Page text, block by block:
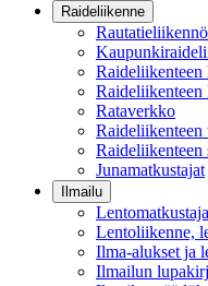
Raideliikenne
Raideliikenteen
Raideliikenteen
Rataverkko
Raideliikenteen
Raideliikenteen
Junamatkustajat
Ilmailu
Lentomatkustaja
Lentoliikenne,
Ilma-alukset ja
Ilmailun